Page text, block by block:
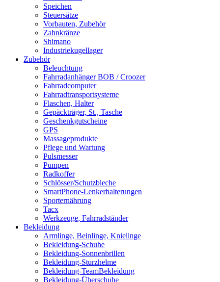
Speichen
Steuersätze
Vorbauten, Zubehör
Zahnkränze
Shimano
Industriekugellager
Zubehör
Beleuchtung
Fahrradanhänger BOB / Croozer
Fahrradcomputer
Fahrradtransportsysteme
Flaschen, Halter
Gepäckträger, St., Tasche
Geschenkgutscheine
GPS
Massageprodukte
Pflege und Wartung
Pulsmesser
Pumpen
Radkoffer
Schlösser/Schutzbleche
SmartPhone-Lenkerhalterungen
Sporternährung
Tacx
Werkzeuge, Fahrradständer
Bekleidung
Armlinge, Beinlinge, Knielinge
Bekleidung-Schuhe
Bekleidung-Sonnenbrillen
Bekleidung-Sturzhelme
Bekleidung-TeamBekleidung
Bekleidung-Überschuhe